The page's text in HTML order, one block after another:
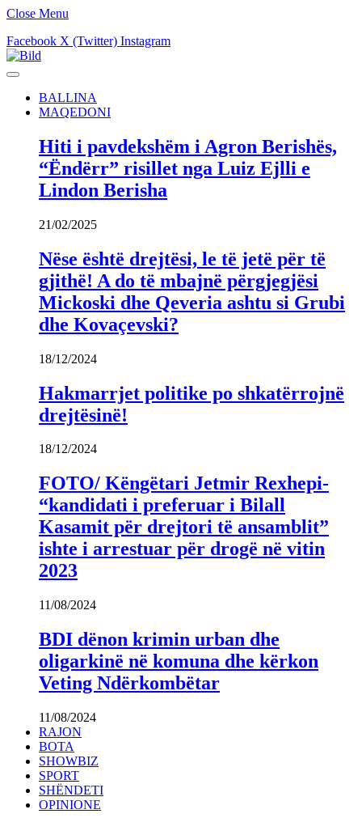
Close Menu
Facebook X (Twitter) Instagram
BALLINA
MAQEDONI
Hiti i pavdekshëm i Agron Berishës,
“Ëndërr” risillet nga Luiz Ejlli e
Lindon Berisha
21/02/2025
Nëse është drejtësi, le të jetë për të
gjithë! A do të mbajnë përgjegjësi
Mickoski dhe Qeveria ashtu si Grubi
dhe Kovaçevski?
18/12/2024
Hakmarrjet politike po shkatërrojnë
drejtësinë!
18/12/2024
FOTO/ Këngëtari Jetmir Rexhepi-
“kandidati i preferuar i Bilall
Kasamit për drejtori të ansamblit”
ishte i arrestuar për drogë në vitin
2023
11/08/2024
BDI dënon krimin urban dhe
oligarkinë në komuna dhe kërkon
Veting Ndërkombëtar
11/08/2024
RAJON
BOTA
SHOWBIZ
SPORT
SHËNDETI
OPINIONE